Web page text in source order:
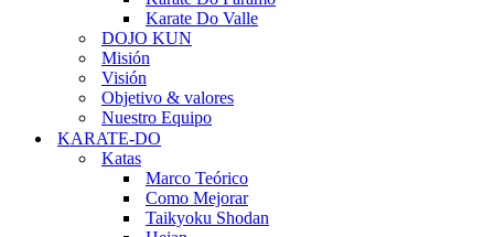
Karate Do Valle
DOJO KUN
Misión
Visión
Objetivo & valores
Nuestro Equipo
KARATE-DO
Katas
Marco Teórico
Como Mejorar
Taikyoku Shodan